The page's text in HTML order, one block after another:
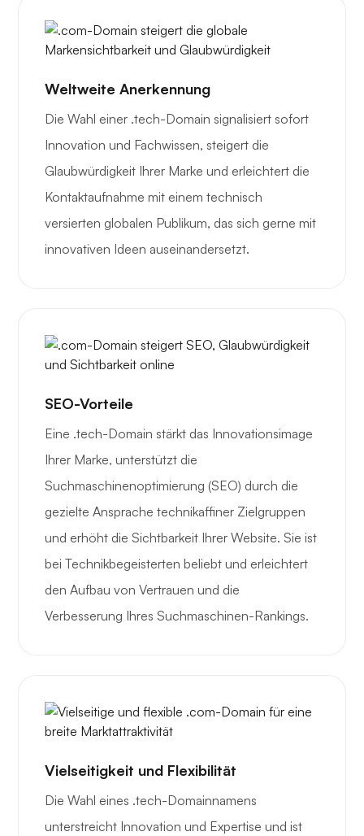
Weltweite Anerkennung
Die Wahl einer .tech-Domain signalisiert sofort
Innovation und Fachwissen, steigert die
Glaubwürdigkeit Ihrer Marke und erleichtert die
Kontaktaufnahme mit einem technisch
versierten globalen Publikum, das sich gerne mit
innovativen Ideen auseinandersetzt.
SEO-Vorteile
Eine .tech-Domain stärkt das Innovationsimage
Ihrer Marke, unterstützt die
Suchmaschinenoptimierung (SEO) durch die
gezielte Ansprache technikaffiner Zielgruppen
und erhöht die Sichtbarkeit Ihrer Website. Sie ist
bei Technikbegeisterten beliebt und erleichtert
den Aufbau von Vertrauen und die
Verbesserung Ihres Suchmaschinen-Rankings.
Vielseitigkeit und Flexibilität
Die Wahl eines .tech-Domainnamens
unterstreicht Innovation und Expertise und ist